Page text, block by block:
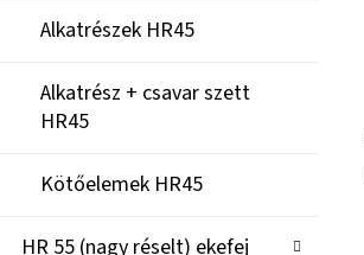
Alkatrészek HR45
Alkatrész + csavar szett
HR45
Kötőelemek HR45
HR 55 (nagy réselt) ekefej